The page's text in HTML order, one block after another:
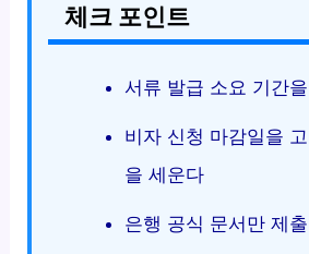
체크 포인트
서류 발급 소요 기간
비자 신청 마감일을
을 세운다
은행 공식 문서만 제